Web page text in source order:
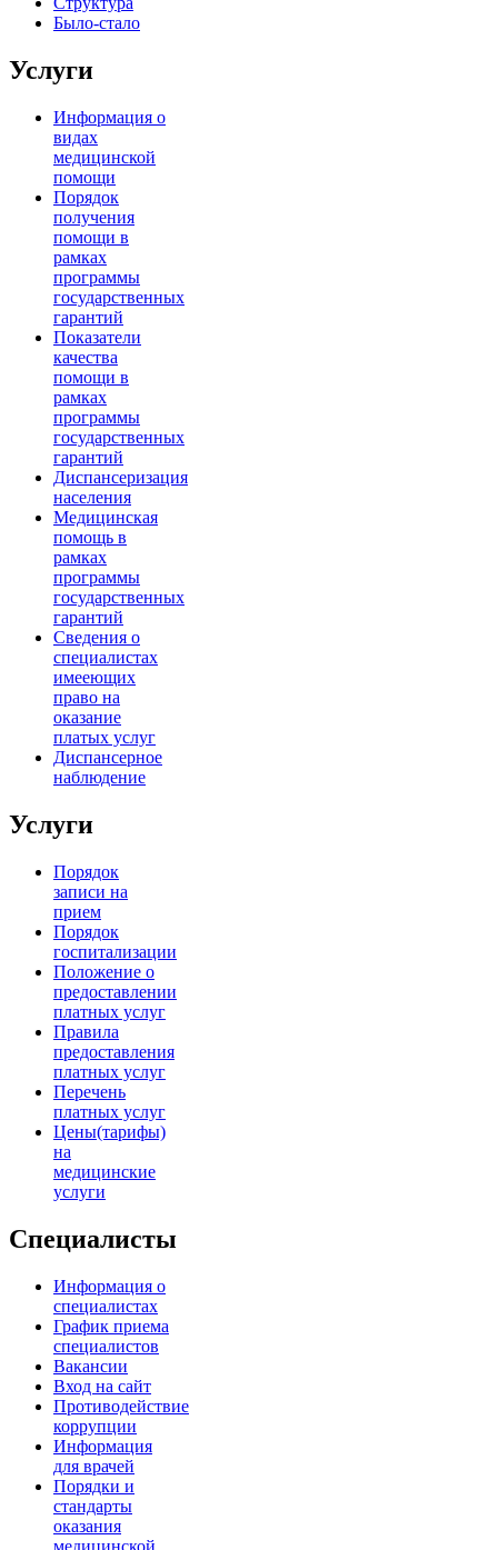
Было-стало
Услуги
Информация о
видах
медицинской
помощи
Порядок
получения
помощи в
рамках
программы
государственных
гарантий
Показатели
качества
помощи в
рамках
программы
государственных
гарантий
Диспансеризация
населения
Медицинская
помощь в
рамках
программы
государственных
гарантий
Сведения о
специалистах
имееющих
право на
оказание
платых услуг
Диспансерное
наблюдение
Услуги
Порядок
записи на
прием
Порядок
госпитализации
Положение о
предоставлении
платных услуг
Правила
предоставления
платных услуг
Перечень
платных услуг
Цены(тарифы)
на
медицинские
услуги
Специалисты
Информация о
специалистах
График приема
специалистов
Вакансии
Вход на сайт
Противодействие
коррупции
Информация
для врачей
Порядки и
стандарты
оказания
медицинской